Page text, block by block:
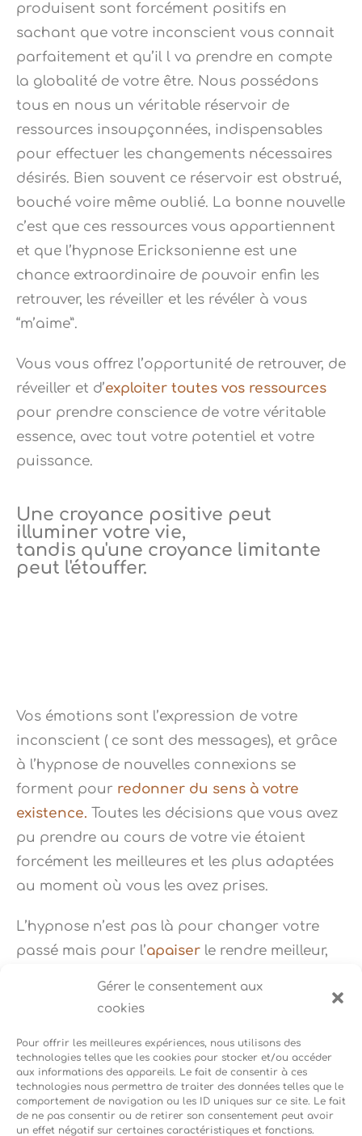
Gérer le consentement aux
cookies
Pour offrir les meilleures expériences, nous utilisons des
technologies telles que les cookies pour stocker et/ou accéder
aux informations des appareils. Le fait de consentir à ces
technologies nous permettra de traiter des données telles que le
comportement de navigation ou les ID uniques sur ce site. Le fait
de ne pas consentir ou de retirer son consentement peut avoir
un effet négatif sur certaines caractéristiques et fonctions.
produisent sont forcément positifs en
sachant que votre inconscient vous connait
parfaitement et qu’il l va prendre en compte
la globalité de votre être. Nous possédons
tous en nous un véritable réservoir de
ressources insoupçonnées, indispensables
pour effectuer les changements nécessaires
désirés. Bien souvent ce réservoir est obstrué,
bouché voire même oublié. La bonne nouvelle
c’est que ces ressources vous appartiennent
et que l’hypnose Ericksonienne est une
chance extraordinaire de pouvoir enfin les
retrouver, les réveiller et les révéler à vous
“m’aime”.
Vous vous offrez l’opportunité de retrouver, de
réveiller et d’exploiter toutes vos ressources
pour prendre conscience de votre véritable
essence, avec tout votre potentiel et votre
puissance.
Une croyance positive peut
illuminer votre vie,
tandis qu'une croyance limitante
peut l'étouffer.
Vos émotions sont l’expression de votre
inconscient ( ce sont des messages), et grâce
à l’hypnose de nouvelles connexions se
forment pour redonner du sens à votre
existence. Toutes les décisions que vous avez
pu prendre au cours de votre vie étaient
forcément les meilleures et les plus adaptées
au moment où vous les avez prises.
L’hypnose n’est pas là pour changer votre
passé mais pour l’apaiser le rendre meilleur,
d’aller chercher des ressources lointaines
présent afin de construire unfutur équilibré
et épanoui.